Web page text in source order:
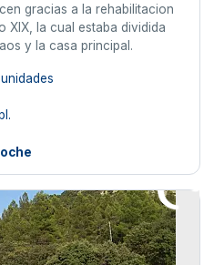
gracias a la rehabilitacion
XIX, la cual estaba dividida
y la casa principal.